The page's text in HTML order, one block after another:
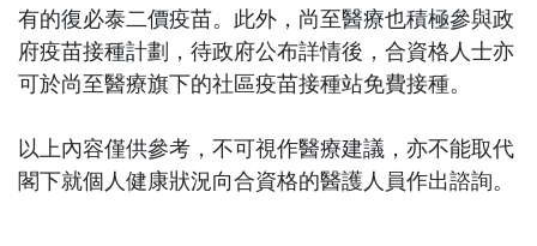
有的復必泰二價疫苗。此外，尚至醫療也積極參與政
府疫苗接種計劃，待政府公布詳情後，合資格人士亦
可於尚至醫療旗下的社區疫苗接種站免費接種。
以上內容僅供參考，不可視作醫療建議，亦不能取代
閣下就個人健康狀況向合資格的醫護人員作出諮詢。